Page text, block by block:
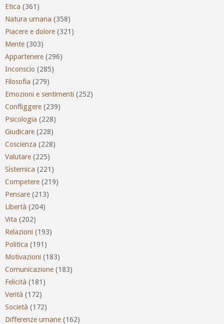
Etica (361)
Natura umana (358)
Piacere e dolore (321)
Mente (303)
Appartenere (296)
Inconscio (285)
Filosofia (279)
Emozioni e sentimenti (252)
Confliggere (239)
Psicologia (228)
Giudicare (228)
Coscienza (228)
Valutare (225)
Sistemica (221)
Competere (219)
Pensare (213)
Libertà (204)
Vita (202)
Relazioni (193)
Politica (191)
Motivazioni (183)
Comunicazione (183)
Felicità (181)
Verità (172)
Società (172)
Differenze umane (162)